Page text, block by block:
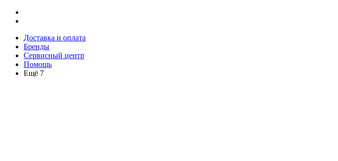
Доставка и оплата
Бренды
Сервисный центр
Помощь
Ещё 7